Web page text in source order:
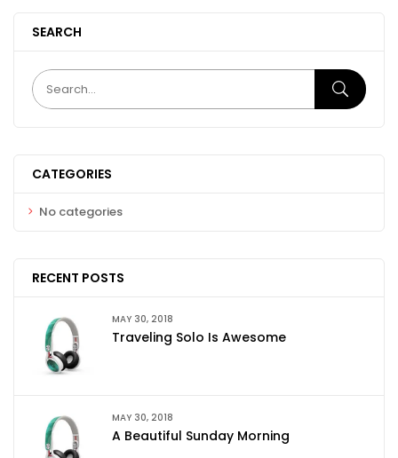
SEARCH
CATEGORIES
No categories
RECENT POSTS
MAY 30, 2018
Traveling Solo Is Awesome
MAY 30, 2018
A Beautiful Sunday Morning